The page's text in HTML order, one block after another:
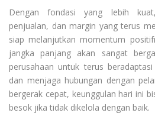
Dengan fondasi yang lebih
penjualan, dan margin yang terus
siap melanjutkan momentum
jangka panjang akan sangat
perusahaan untuk terus
dan menjaga hubungan dengan
bergerak cepat, keunggulan hari ini
besok jika tidak dikelola dengan baik.